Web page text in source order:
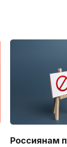
Россиянам